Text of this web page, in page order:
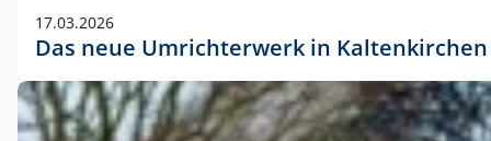
17.03.2026
Das neue Umrichterwerk in Kaltenkirchen